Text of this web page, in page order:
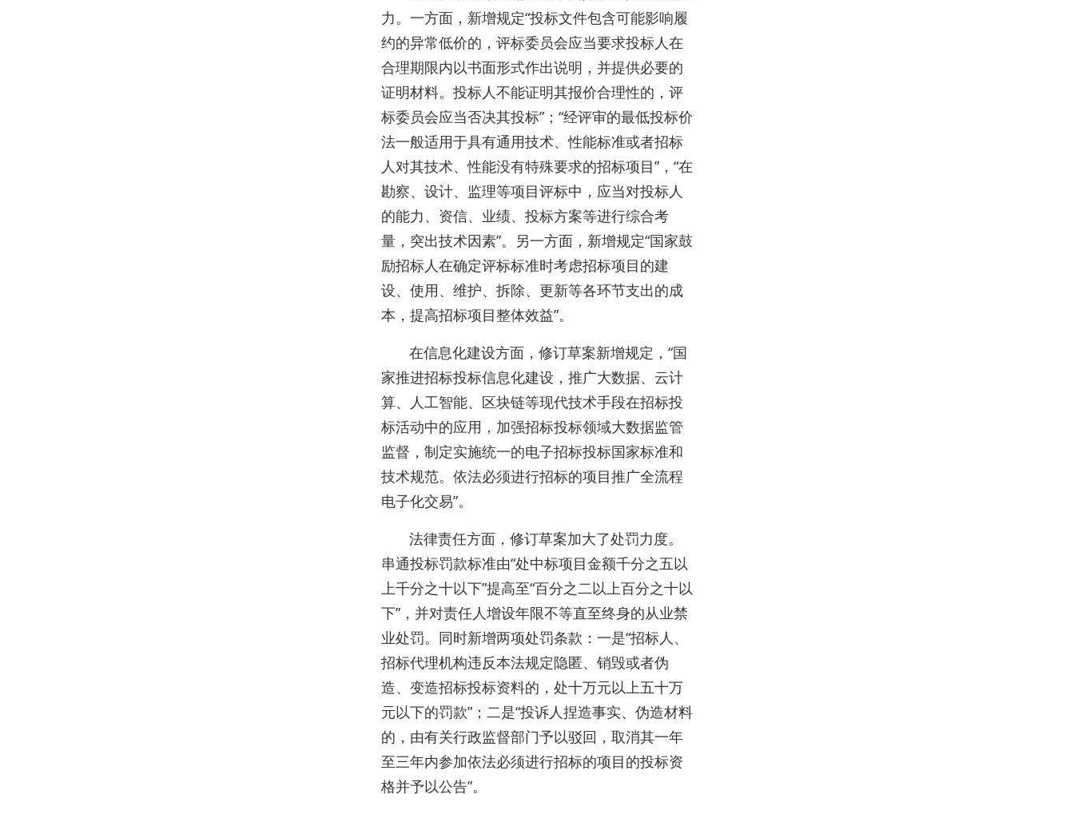
力。一方面，新增规定“投标文件包含可能影响履
约的异常低价的，评标委员会应当要求投标人在
合理期限内以书面形式作出说明，并提供必要的
证明材料。投标人不能证明其报价合理性的，评
标委员会应当否决其投标”；“经评审的最低投标价
法一般适用于具有通用技术、性能标准或者招标
人对其技术、性能没有特殊要求的招标项目”，“在
勘察、设计、监理等项目评标中，应当对投标人
的能力、资信、业绩、投标方案等进行综合考
量，突出技术因素”。另一方面，新增规定“国家鼓
励招标人在确定评标标准时考虑招标项目的建
设、使用、维护、拆除、更新等各环节支出的成
本，提高招标项目整体效益”。
在信息化建设方面，修订草案新增规定，“国
家推进招标投标信息化建设，推广大数据、云计
算、人工智能、区块链等现代技术手段在招标投
标活动中的应用，加强招标投标领域大数据监管
监督，制定实施统一的电子招标投标国家标准和
技术规范。依法必须进行招标的项目推广全流程
电子化交易”。
法律责任方面，修订草案加大了处罚力度。
串通投标罚款标准由“处中标项目金额千分之五以
上千分之十以下”提高至“百分之二以上百分之十以
下”，并对责任人增设年限不等直至终身的从业禁
业处罚。同时新增两项处罚条款：一是“招标人、
招标代理机构违反本法规定隐匿、销毁或者伪
造、变造招标投标资料的，处十万元以上五十万
元以下的罚款”；二是“投诉人捏造事实、伪造材料
的，由有关行政监督部门予以驳回，取消其一年
至三年内参加依法必须进行招标的项目的投标资
格并予以公告”。